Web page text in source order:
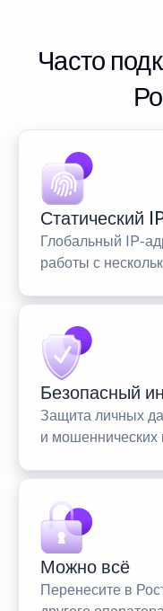
Часто
Статический
Глобальный IP-
работы с
Безопасный
Защита личных
и мошеннических
Можно всё
Перенесите в